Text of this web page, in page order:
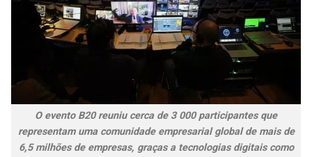
O evento B20 reuniu cerca de 3 000 participantes que
representam uma comunidade empresarial global de mais de
6,5 milhões de empresas, graças a tecnologias digitais como